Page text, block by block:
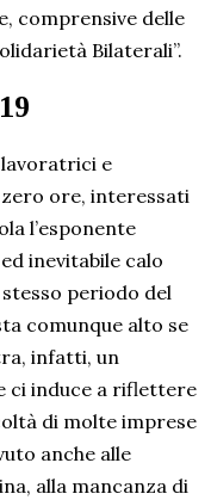
comprensive delle
Bilaterali”.
lavoratrici e
ore, interessati
l’esponente
inevitabile calo
periodo del
comunque alto se
infatti, un
ci induce a riflettere
di molte imprese
anche alle
alla mancanza di